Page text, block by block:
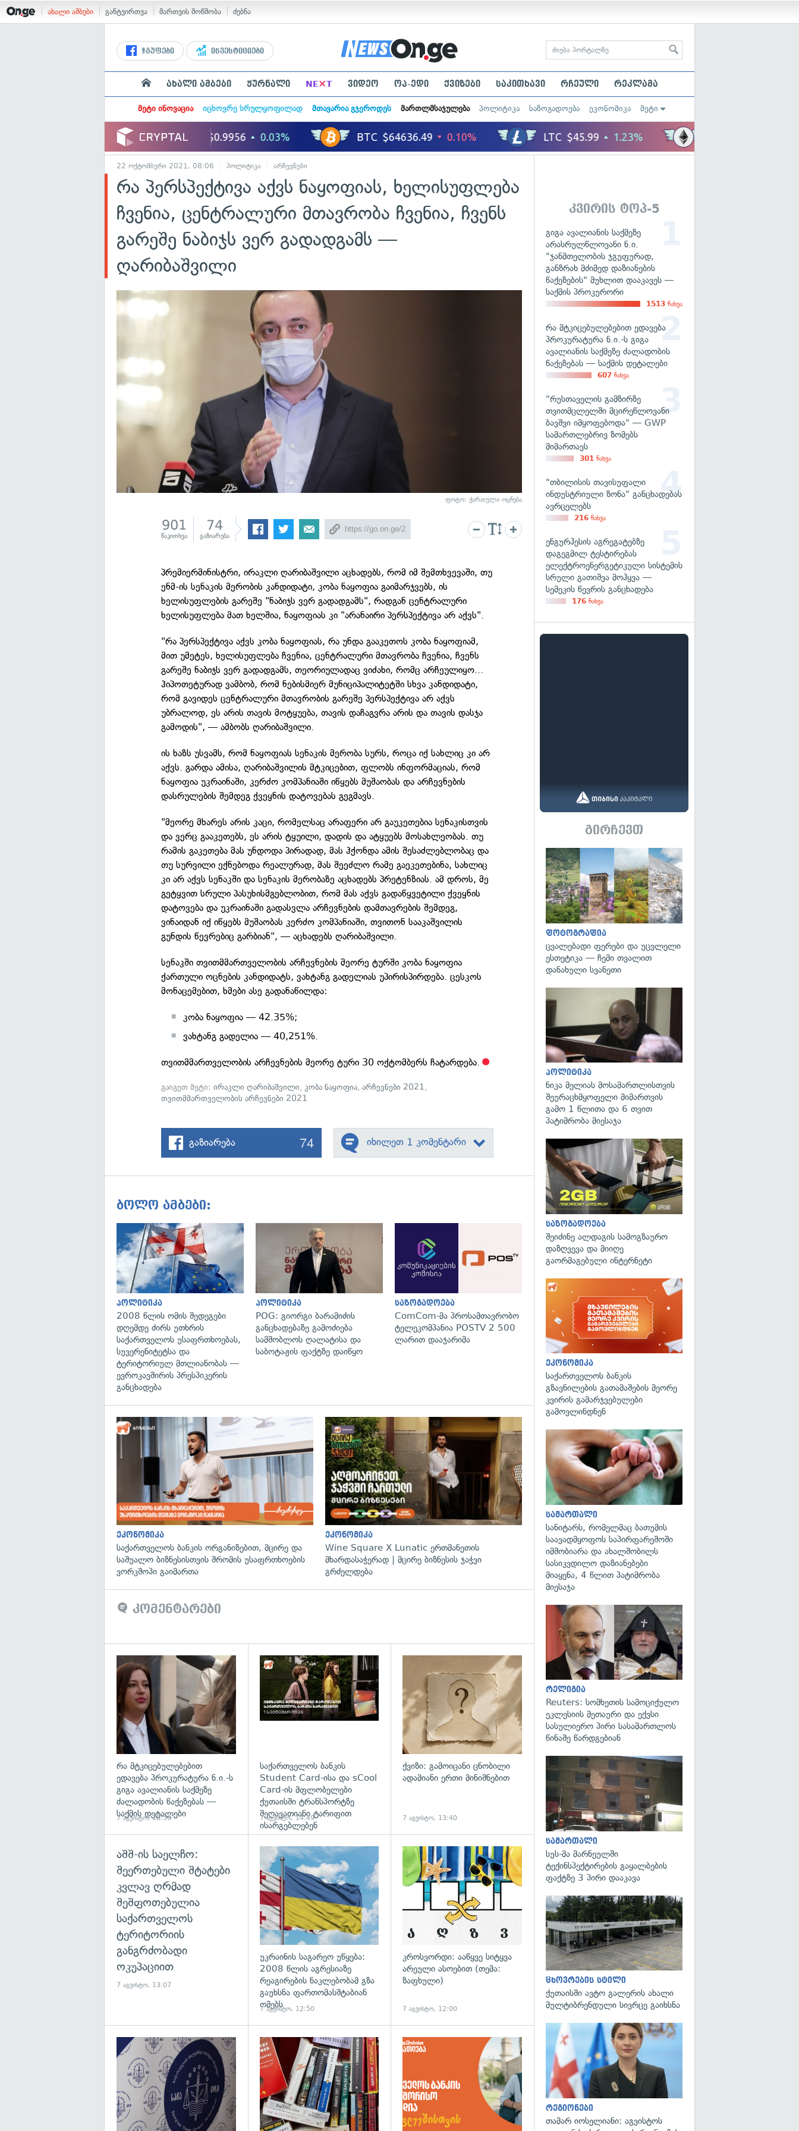
ახალი ამბები განტვირთვა მართვის მოწმობა ძებნა
ჯგუფები ინვესტიციები
ახალი ამბები ჟურნალი NE×T ვიდეო ოპ-ედი ქვიზები საკითხავი რჩეული რეკლამა
მეტი ინოვაცია იცხოვრე სრულყოფილად მთავარია გჯეროდეს მართლმსაჯულება პოლიტიკა საზოგადოება ეკონომიკა მეტი
22 ოქტომბერი 2021, 08:06 პოლიტიკა არჩევნები
რა პერსპექტივა აქვს ნაყოფიას, ხელისუფლება
ჩვენია, ცენტრალური მთავრობა ჩვენია, ჩვენს
გარეშე ნაბიჯს ვერ გადადგამს —
ღარიბაშვილი
ფოტო: ქართული ოცნება
901
წაკითხვა
74
გაზიარება
პრემიერმინისტრი, ირაკლი ღარიბაშვილი აცხადებს, რომ იმ შემთხვევაში, თუ
ენმ-ის სენაკის მერობის კანდიდატი, კობა ნაყოფია გაიმარჯვებს, ის
ხელისუფლების გარეშე "ნაბიჯს ვერ გადადგამს", რადგან ცენტრალური
ხელისუფლება მათ ხელშია, ნაყოფიას კი "არანაირი პერსპექტივა არ აქვს".
"რა პერსპექტივა აქვს კობა ნაყოფიას, რა უნდა გააკეთოს კობა ნაყოფიამ,
მით უმეტეს, ხელისუფლება ჩვენია, ცენტრალური მთავრობა ჩვენია, ჩვენს
გარეშე ნაბიჯს ვერ გადადგამს, თეორიულადაც ვიძახი, რომც არჩეულიყო...
ჰიპოთეტურად ვამბობ, რომ ნებისმიერ მუნიციპალიტეტში სხვა კანდიდატი,
რომ გავიდეს ცენტრალური მთავრობის გარეშე პერსპექტივა არ აქვს
უბრალოდ, ეს არის თავის მოტყუება, თავის დაჩაგვრა არის და თავის დასჯა
გამოდის", — ამბობს ღარიბაშვილი.
ის ხაზს უსვამს, რომ ნაყოფიას სენაკის მერობა სურს, როცა იქ სახლიც კი არ
აქვს. გარდა ამისა, ღარიბაშვილის მტკიცებით, ფლობს ინფორმაციას, რომ
ნაყოფია უკრაინაში, კერძო კომპანიაში იწყებს მუშაობას და არჩევნების
დასრულების შემდეგ ქვეყნის დატოვებას გეგმავს.
"მეორე მხარეს არის კაცი, რომელსაც არაფერი არ გაუკეთებია სენაკისთვის
და ვერც გააკეთებს, ეს არის ტყუილი, დადის და ატყუებს მოსახლეობას. თუ
რამის გაკეთება მას უნდოდა პირადად, მას ჰქონდა ამის შესაძლებლობაც და
თუ სურვილი ექნებოდა რეალურად, მას შეეძლო რამე გაეკეთებინა, სახლიც
კი არ აქვს სენაკში და სენაკის მერობაზე აცხადებს პრეტენზიას. ამ დროს, მე
გეტყვით სრული პასუხისმგებლობით, რომ მას აქვს გადაწყვეტილი ქვეყნის
დატოვება და უკრაინაში გადასვლა არჩევნების დამთავრების შემდეგ,
ვინაიდან იქ იწყებს მუშაობას კერძო კომპანიაში, თვითონ სააკაშვილის
გუნდის წევრებიც გარბიან", — აცხადებს ღარიბაშვილი.
სენაკში თვითმმართველობის არჩევნების მეორე ტურში კობა ნაყოფია
ქართული ოცნების კანდიდატს, ვახტანგ გადელიას უპირისპირდება. ცესკოს
მონაცემებით, ხმები ასე გადანაწილდა:
კობა ნაყოფია — 42.35%;
ვახტანგ გადელია — 40,251%.
თვითმმართველობის არჩევნების მეორე ტური 30 ოქტომბერს ჩატარდება.
გაიგეთ მეტი:ირაკლი ღარიბაშვილი,კობა ნაყოფია,არჩევნები 2021,
თვითმმართველობის არჩევნები 2021
გაზიარება 74 იხილეთ 1 კომენტარი
ბოლო ამბები:
პოლიტიკა
2008 წლის ომის შედეგები
დღემდე ძირს უთხრის
საქართველოს უსაფრთხოებას,
სუვერენიტეტსა და
ტერიტორიულ მთლიანობას —
ევროკავშირის პრესპიკერის
განცხადება
პოლიტიკა
POG: გიორგი ბარამიძის
განცხადებაზე გამოძიება
სამშობლოს ღალატისა და
საბოტაჟის ფაქტზე დაიწყო
გადახედვა
საზოგადოება
ComCom-მა პროსამთავრობო
ტელეკომპანია POSTV 2 500
ლარით დააჯარიმა
ეკონომიკა
საქართველოს ბანკის ორგანიზებით, მცირე და
საშუალო ბიზნესისთვის შრომის უსაფრთხოების
ვორკშოპი გაიმართა
ეკონომიკა
Wine Square X Lunatic ერთმანეთის
მხარდასაჭერად | მცირე ბიზნესის ჯაჭვი
გრძელდება
კომენტარები
გადახედვა
რა მტკიცებულებებით
ედავება პროკურატურა ნ.ი.-ს
გიგა ავალიანის საქმეზე
ძალადობის წაქეზებას —
საქმის დეტალები
7 აგვისტო, 16:50
საქართველოს ბანკის
Student Card-ისა და sCool
Card-ის მფლობელები
ქუთაისში ტრანსპორტზე
შეღავათიანი ტარიფით
ისარგებლებენ
7 აგვისტო, 14:49
ქვიზი: გამოიცანი ცნობილი
ადამიანი ერთი მინიშნებით
7 აგვისტო, 13:40
აშშ-ის საელჩო:
შეერთებული შტატები
კვლავ ღრმად
შეშფოთებულია
საქართველოს
ტერიტორიის
განგრძობადი
ოკუპაციით
7 აგვისტო, 13:07
გადახედვა
უკრაინის საგარეო უწყება:
2008 წლის აგრესიაზე
რეაგირების ნაკლებობამ გზა
გაუხსნა ფართომასშტაბიან
ომებს
7 აგვისტო, 12:50
გადახედვა
კროსვორდი: ააწყვე სიტყვა
არეული ასოებით (თემა:
ზაფხული)
7 აგვისტო, 12:00
გადახედვა გადახედვა
კვირის ტოპ-5
გიგა ავალიანის საქმეზე
არასრულწლოვანი ნ.ი.
"ჯანმთელობის ჯგუფურად,
განზრახ მძიმედ დაზიანების
წაქეზების" მუხლით დააკავეს —
საქმის პროკურორი
1513 ნახვა
რა მტკიცებულებებით ედავება
პროკურატურა ნ.ი.-ს გიგა
ავალიანის საქმეზე ძალადობის
წაქეზებას — საქმის დეტალები
607 ნახვა
"რუსთაველის გამზირზე
თვითმცლელში მცირეწლოვანი
ბავშვი იმყოფებოდა" — GWP
სამართლებრივ ზომებს
მიმართავს
301 ნახვა
"თბილისის თავისუფალი
ინდუსტრიული ზონა" განცხადებას
ავრცელებს
216 ნახვა
ენგურჰესის აგრეგატებზე
დაგეგმილ ტესტირებას
ელექტროენერგეტიკული სისტემის
სრული გათიშვა მოჰყვა —
სემეკის წევრის განცხადება
176 ნახვა
გირჩევთ
ფოტოგრაფია
ცვალებადი ფერები და უცვლელი
ესთეტიკა — ჩემი თვალით
დანახული სვანეთი
პოლიტიკა
ნიკა მელიას მოსამართლისთვის
შეურაცხმყოფელი მიმართვის
გამო 1 წლითა და 6 თვით
პატიმრობა მიესაჯა
საზოგადოება
შეიძინე ალდაგის სამოგზაურო
დაზღვევა და მიიღე
გაორმაგებული ინტერნეტი
ეკონომიკა
საქართველოს ბანკის
გზავნილების გათამაშების მეორე
კვირის გამარჯვებულები
გამოვლინდნენ
სამართალი
სანიტარს, რომელმაც ბათუმის
საავადმყოფოს საპირფარეშოში
იმშობიარა და ახალშობილს
სასიკვდილო დაზიანებები
მიაყენა, 4 წლით პატიმრობა
მიესაჯა
რელიგია
Reuters: სომხეთის სამოციქულო
ეკლესიის მეთაური და ექვსი
სასულიერო პირი სასამართლოს
წინაშე წარდგებიან
სამართალი
სუს-მა მარნეულში
ტექინსპექტირების გაყალბების
ფაქტზე 3 პირი დააკავა
ცხოვრების სტილი
ქუთაისში ავტო გალერის ახალი
მულტიბრენდული სივრცე გაიხსნა
რეგიონები
თამარ იოსელიანი: აგვისტოს